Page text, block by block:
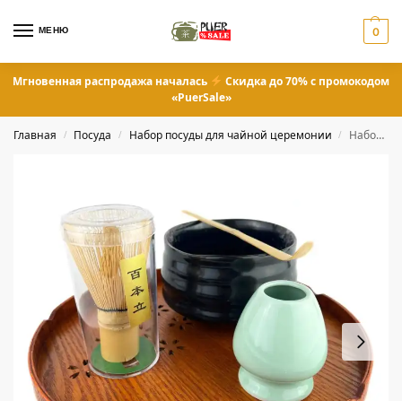
МЕНЮ 0
Мгновенная распродажа началась
Скидка до 70% с промокодом
«PuerSale»
Главная / Посуда / Набор посуды для чайной церемонии / Набор для приготовления Матчи